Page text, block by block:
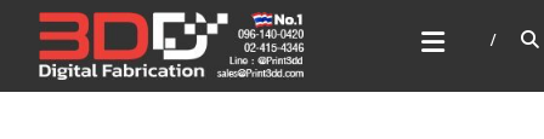
content
3DD DIGITAL FABRICATION
เครื่องพิมพ์3มิติ สแกนเนอร์
เลเซอร์